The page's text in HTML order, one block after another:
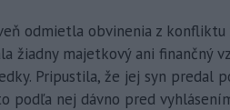
odmietla obvinenia z konfliktu
žiadny majetkový ani finančný
Pripustila, že jej syn predal
podľa nej dávno pred